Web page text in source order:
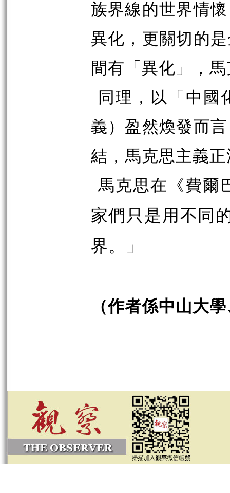
族界線的世界情
異化，更關切的
間有「異化」，
同理，以「中國
義）盈然煥發而
結，馬克思主義
馬克思在《費爾
家們只是用不同
界。」
（作者係中山大